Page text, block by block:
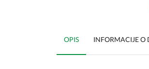
OPIS INFORMACIJE O